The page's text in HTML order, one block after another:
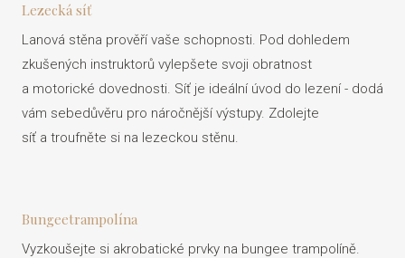
Lezecká síť
Lanová stěna prověří vaše schopnosti. Pod dohledem
zkušených instruktorů vylepšete svoji obratnost
a motorické dovednosti. Síť je ideální úvod do lezení - dodá
vám sebedůvěru pro náročnější výstupy. Zdolejte
síť a troufněte si na lezeckou stěnu.
Bungeetrampolína
Vyzkoušejte si akrobatické prvky na bungee trampolíně.